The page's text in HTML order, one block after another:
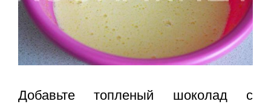
Добавьте топленый шоколад с